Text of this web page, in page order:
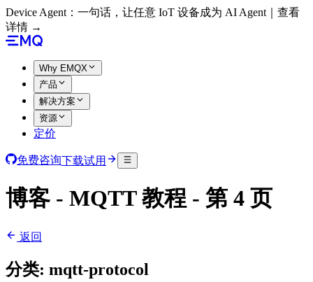
Device Agent：一句话，让任意 IoT 设备成为 AI Agent｜查看
详情 →
Why EMQX
产品
解决方案
资源
定价
免费咨询下载试用
博客 - MQTT 教程 - 第 4 页
返回
分类: mqtt-protocol